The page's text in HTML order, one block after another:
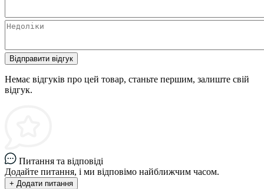
Відправити відгук
Немає відгуків про цей товар, станьте першим, залиште свій
відгук.
Питання та відповіді
Додайте питання, і ми відповімо найближчим часом.
+ Додати питання